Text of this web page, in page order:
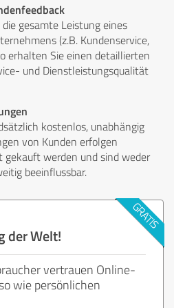
gesamte Leistung eines
(z.B. Kundenservice,
erhalten Sie einen detaillierten
und Dienstleistungsqualität
kostenlos, unabhängig
von Kunden erfolgen
werden und sind weder
beeinflussbar.
der Welt!
vertrauen Online-
wie persönlichen